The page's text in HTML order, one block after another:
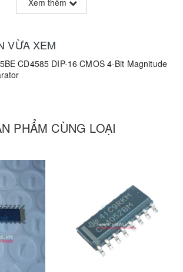
Xem thêm
VỪA XEM
CD4585 DIP-16 CMOS 4-Bit Magnitude
PHẨM CÙNG LOẠI